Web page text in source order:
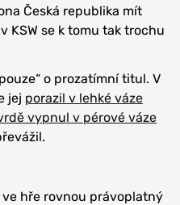
Česká republika mít
KSW se k tomu tak trochu
o prozatímní titul. V
jej porazil v lehké váze
vypnul v pérové váze
hře rovnou právoplatný